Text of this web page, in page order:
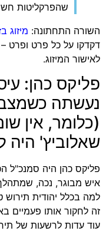
שהפרקליטות
השורה התחתונה: מיזוג
לאישור המיזוג.
פליקס כהן:
נעשתה
(כלומר, אין
שאלוביץ' היה
איש מבוגר, נכה,
למה בכלל יהודית תירוש
זה לחקור אותו פעמיים
עוד עדות לרשעות של